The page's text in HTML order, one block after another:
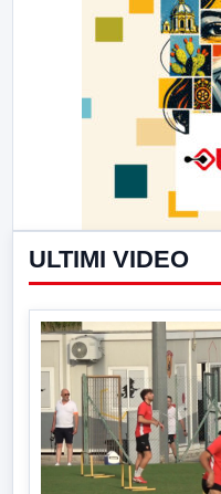
ULTIMI VIDEO